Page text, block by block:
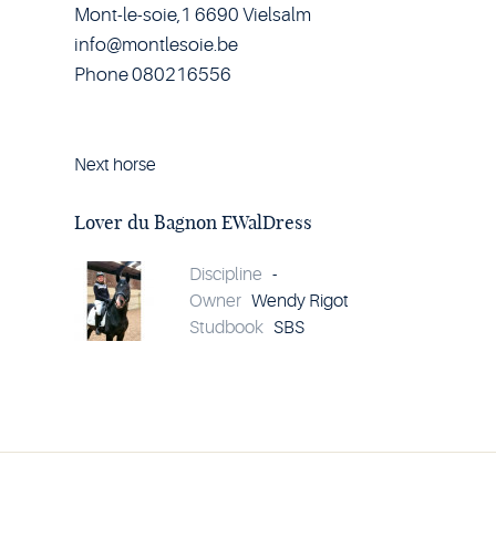
Mont-le-soie,1 6690 Vielsalm
info@montlesoie.be
Phone 080216556
Next horse
du
Bagnon
details
Lover du Bagnon EWalDress
Discipline -
Owner Wendy Rigot
Studbook SBS